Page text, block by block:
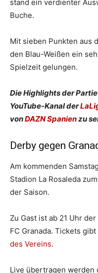
stand ein verdienter
Buche.
Mit sieben Punkten aus
den Blau-Weißen ein
Spielzeit gelungen.
Die Highlights der
YouTube-Kanal der
vonDAZN Spanienzu
Derby gegen
Am kommenden
Stadion La Rosaleda
der Saison.
Zu Gast ist ab 21 Uhr
FC Granada. Tickets
des Vereins.
Live übertragen werden